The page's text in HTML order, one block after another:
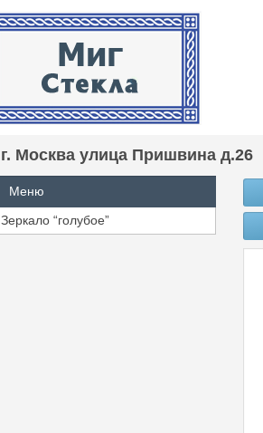
г. Москва улица Пришвина д.26
Меню
Зеркало “голубое”